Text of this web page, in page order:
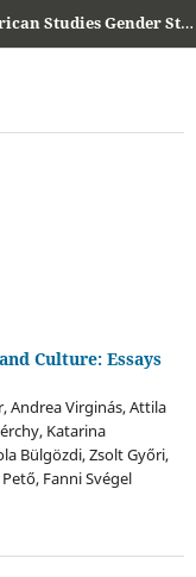
SZTE BTK Institue of English & American Studies Gender Studies Research Group
Culture: Essays
Andrea Virginás, Attila
Katarina
Bülgözdi, Zsolt Győri,
Fanni Svégel